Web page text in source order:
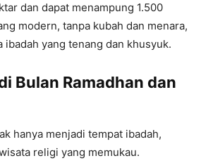
dan dapat menampung 1.500
modern, tanpa kubah dan menara,
ibadah yang tenang dan khusyuk.
Bulan Ramadhan dan
hanya menjadi tempat ibadah,
religi yang memukau.